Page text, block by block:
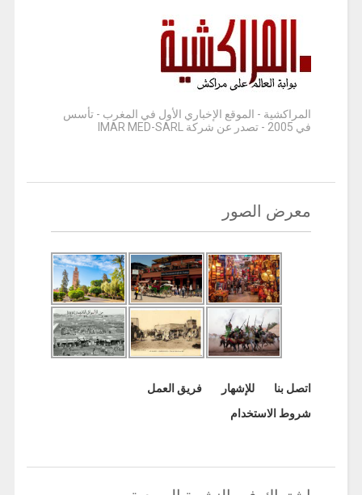
المراكشية - الموقع الإخباري الأول في المغرب - تأسس
في 2005 - تصدر عن شركة IMAR MED-SARL
معرض الصور
اتصل بنا للإشهار
فريق العمل
شروط الاستخدام